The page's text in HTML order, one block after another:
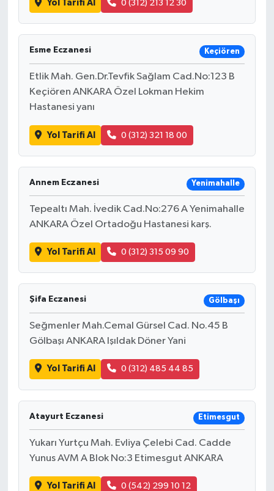
Yol Tarifi Al 0 (312) 213 12 30
Esme Eczanesi Keçiören
Etlik Mah. Gen.Dr.Tevfik Sağlam Cad.No:123 B
Keçiören ANKARA Özel Lokman Hekim
Hastanesi yanı
Yol Tarifi Al 0 (312) 321 18 00
Annem Eczanesi Yenimahalle
Tepealtı Mah. İvedik Cad.No:276 A Yenimahalle
ANKARA Özel Ortadoğu Hastanesi karş.
Yol Tarifi Al 0 (312) 315 09 90
Şifa Eczanesi Gölbaşı
Seğmenler Mah.Cemal Gürsel Cad. No.45 B
Gölbaşı ANKARA Işıldak Döner Yani
Yol Tarifi Al 0 (312) 485 44 85
Atayurt Eczanesi Etimesgut
Yukarı Yurtçu Mah. Evliya Çelebi Cad. Cadde
Yunus AVM A Blok No:3 Etimesgut ANKARA
Yol Tarifi Al 0 (542) 299 10 12